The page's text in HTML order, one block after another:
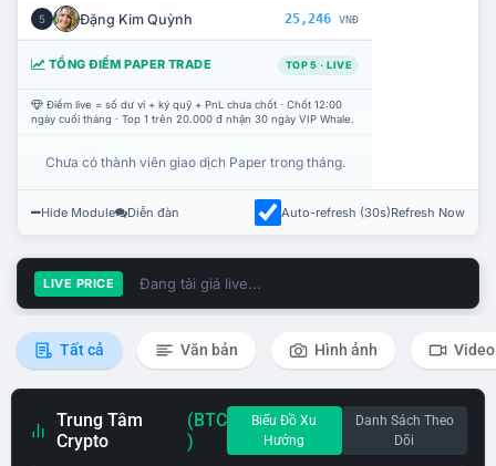
5 Đặng Kim Quỳnh 25,246 VNĐ
TỔNG ĐIỂM PAPER TRADE TOP 5 · LIVE
Điểm live = số dư ví + ký quỹ + PnL chưa chốt · Chốt 12:00
ngày cuối tháng · Top 1 trên 20.000 đ nhận 30 ngày VIP Whale.
Chưa có thành viên giao dịch Paper trong tháng.
Hide Module Diễn đàn Auto-refresh (30s)Refresh Now
LIVE PRICE Đang tải giá live...
Tất cả Văn bản Hình ảnh Video
Trung Tâm
Crypto
(BTC
)
Biểu Đồ Xu
Hướng
Danh Sách Theo
Dõi